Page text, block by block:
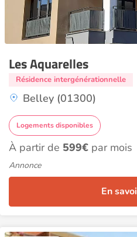
Les Aquarelles
Résidence intergénérationnelle
Belley (01300)
Logements disponibles
À partir de 599€ par mois
Annonce
En